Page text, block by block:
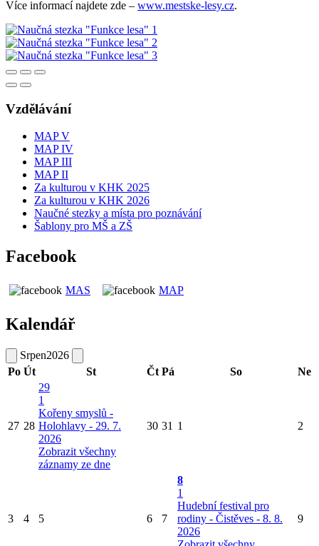
Více informací najdete zde – www.mestske-lesy.cz.
Vzdělávání
MAP V
MAP IV
MAP III
MAP II
Za kulturou v KHK 2025
Za kulturou v KHK 2026
Naučné stezky a místa pro poznávání
Šablony pro MŠ a ZŠ
Facebook
MAS MAP
Kalendář
Srpen2026
Po Út St Čt Pá So Ne
27 28
29
1
Kořeny smyslů -
Holohlavy - 29. 7.
2026
Zobrazit všechny
záznamy ze dne
30 31 1 2
3 4 5 6 7
8
1
Hudební festival pro
rodiny - Čistěves - 8. 8.
2026
9